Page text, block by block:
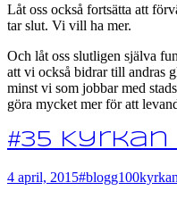
Låt oss också fortsätta att
tar slut. Vi vill ha mer.
Och låt oss slutligen själva
att vi också bidrar till andras
minst vi som jobbar med
göra mycket mer för att
#35
4 april, 2015#blogg100kyrkan